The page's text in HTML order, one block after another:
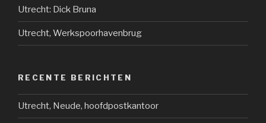
Utrecht: Dick Bruna
Utrecht, Werkspoorhavenbrug
RECENTE BERICHTEN
Utrecht, Neude, hoofdpostkantoor